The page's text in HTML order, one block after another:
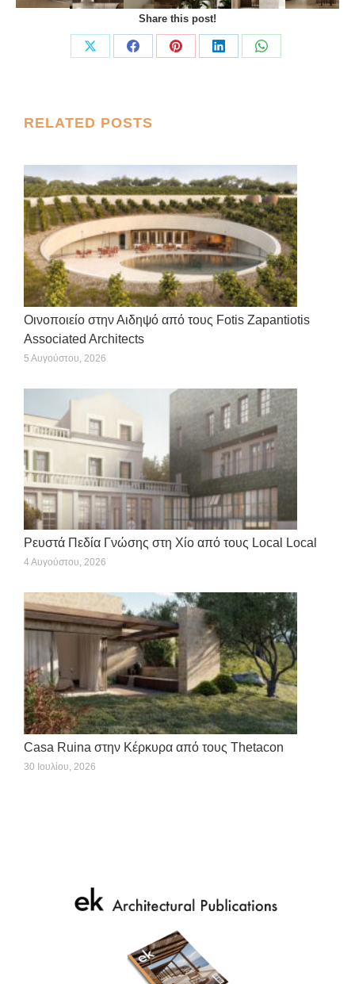
Share this post!
Share
Share
Share
Share
Share
Post
RELATED POSTS
Οινοποιείο στην Αιδηψό από τους Fotis Zapantiotis
Associated Architects
5 Αυγούστου, 2026
Ρευστά Πεδία Γνώσης στη Χίο από τους Local Local
4 Αυγούστου, 2026
Casa Ruina στην Κέρκυρα από τους Thetacon
30 Ιουλίου, 2026